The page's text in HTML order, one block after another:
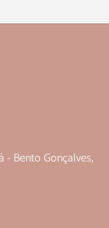
- Bento Gonçalves,